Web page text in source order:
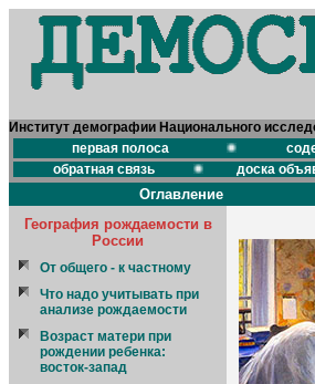
Институт демографии Национального
первая полоса
обратная связь
доска
Оглавление
География рождаемости в
России
От общего - к частному
Что надо учитывать при
анализе рождаемости
Возраст матери при
рождении ребенка:
восток-запад